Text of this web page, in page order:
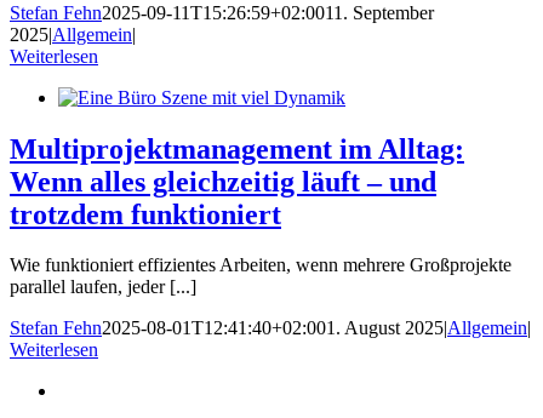
Stefan Fehn2025-09-11T15:26:59+02:0011. September
2025|Allgemein|
Weiterlesen
Multiprojektmanagement im Alltag:
Wenn alles gleichzeitig läuft – und
trotzdem funktioniert
Wie funktioniert effizientes Arbeiten, wenn mehrere Großprojekte
parallel laufen, jeder [...]
Stefan Fehn2025-08-01T12:41:40+02:001. August 2025|Allgemein|
Weiterlesen